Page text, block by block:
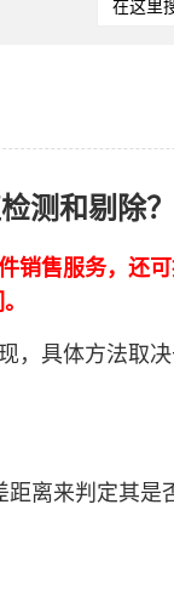
测和剔除？
售服务，还
，具体方法取
离来判定其是